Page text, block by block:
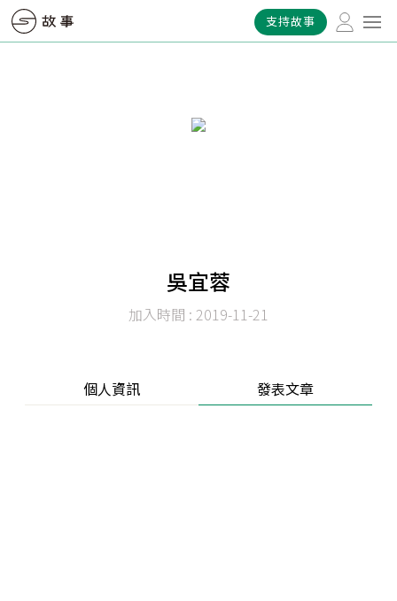
支持故事
吳宜蓉
加入時間 : 2019-11-21
個人資訊 發表文章